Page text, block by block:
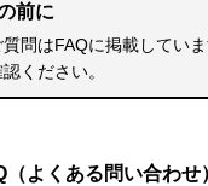
前に
問はFAQに掲載してい
ください。
（よくある問い合わせ